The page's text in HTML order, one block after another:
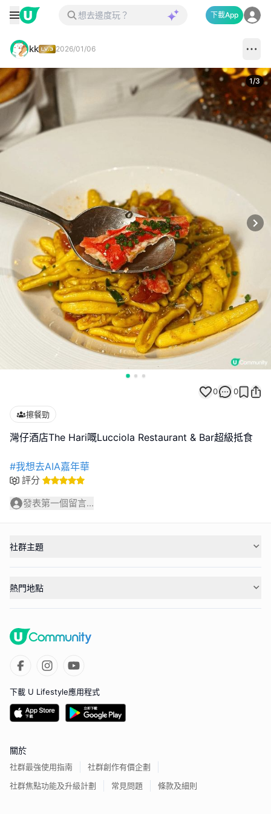
下載App
kk 2026/01/06
1/3
0 0
擦餐勁
灣仔酒店The Hari嘅Lucciola Restaurant & Bar超級抵食
#我想去AIA嘉年華
評分
發表第一個留言...
社群主題
熱門地點
下載 U Lifestyle應用程式
關於
社群最強使用指南
社群創作有價企劃
社群焦點功能及升級計劃
常見問題 條款及細則